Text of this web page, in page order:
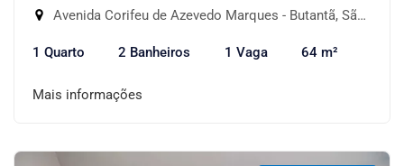
Avenida Corifeu de Azevedo Marques - Butantã, São Paulo-SP
1 Quarto 2 Banheiros 1 Vaga 64 m²
Mais informações